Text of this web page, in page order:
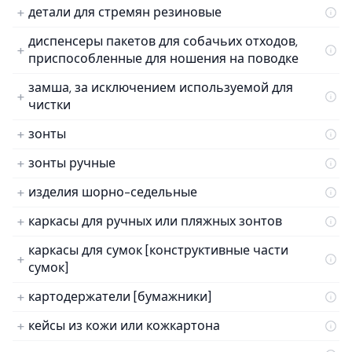
детали для стремян резиновые
диспенсеры пакетов для собачьих отходов,
приспособленные для ношения на поводке
замша, за исключением используемой для
чистки
зонты
зонты ручные
изделия шорно-седельные
каркасы для ручных или пляжных зонтов
каркасы для сумок [конструктивные части
сумок]
картодержатели [бумажники]
кейсы из кожи или кожкартона